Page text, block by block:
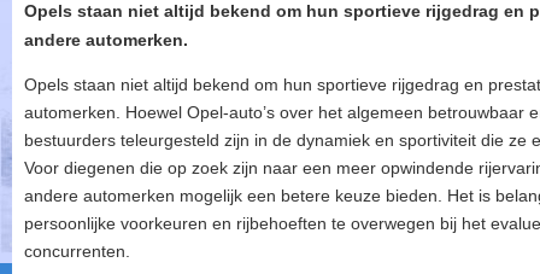
Opels staan niet altijd bekend om hun sportieve rijgedrag en
andere automerken.
Opels staan niet altijd bekend om hun sportieve rijgedrag en
automerken. Hoewel Opel-auto’s over het algemeen betrouwbaar
bestuurders teleurgesteld zijn in de dynamiek en sportiviteit die ze
Voor diegenen die op zoek zijn naar een meer opwindende
andere automerken mogelijk een betere keuze bieden. Het is
persoonlijke voorkeuren en rijbehoeften te overwegen bij het
concurrenten.